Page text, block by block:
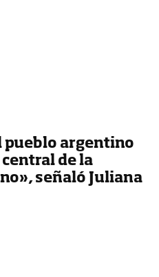
pueblo argentino
de la
señaló Juliana